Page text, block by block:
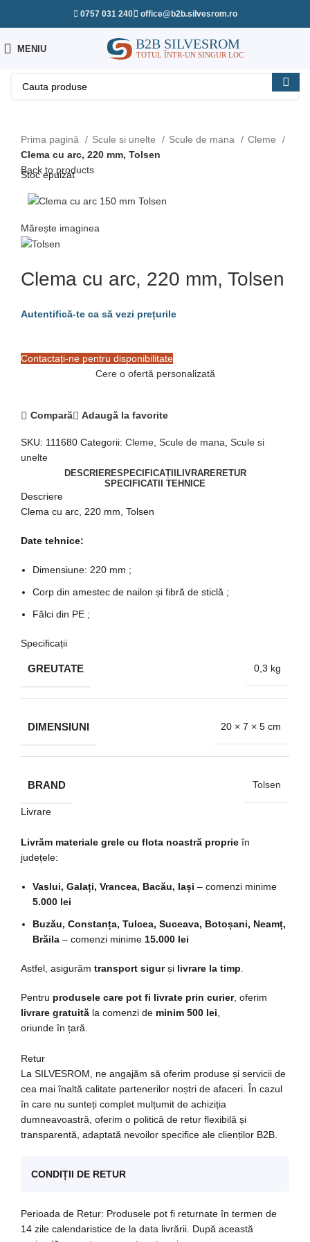
0757 031 240 office@b2b.silvesrom.ro
MENIU
Prima pagină Scule si unelte Scule de mana
Cleme
Clema cu arc, 220 mm, Tolsen
Back to products
Stoc epuizat
Mărește imaginea
Clema cu arc, 220 mm, Tolsen
Contactați-ne pentru disponibilitate
Cere o ofertă personalizată
Compară Adaugă la favorite
SKU: 111680 Categorii: Cleme Scule de mana Scule si
unelte
DESCRIERESPECIFICAȚII LIVRARE RETUR
SPECIFICATII TEHNICE
Descriere
Clema cu arc, 220 mm, Tolsen
Date tehnice:
Dimensiune: 220 mm ;
Corp din amestec de nailon și fibră de sticlă ;
Fălci din PE ;
Specificații
GREUTATE 0,3 kg
DIMENSIUNI 20 × 7 × 5 cm
BRAND Tolsen
Livrare
Livrăm materiale grele cu flota noastră proprie în
județele:
Vaslui, Galați, Vrancea, Bacău, Iași – comenzi minime
5.000 lei
Buzău, Constanța, Tulcea, Suceava, Botoșani, Neamț,
Brăila – comenzi minime 15.000 lei
Astfel, asigurăm transport sigurși livrare la timp
Pentru produsele care pot fi livrate prin curier, oferim
livrare gratuită la comenzi de minim 500 lei
oriunde în țară.
Retur
La SILVESROM, ne angajăm să oferim produse și servicii de
cea mai înaltă calitate partenerilor noștri de afaceri. În cazul
în care nu sunteți complet mulțumit de achiziția
dumneavoastră, oferim o politică de retur flexibilă și
transparentă, adaptată nevoilor specifice ale clienților B2B.
CONDIȚII DE RETUR
Perioada de Retur: Produsele pot fi returnate în termen de
14 zile calendaristice de la data livrării. După această